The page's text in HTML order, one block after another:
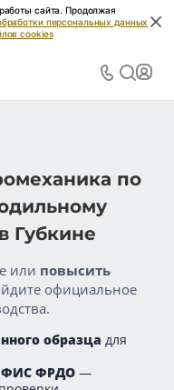
сайта. Продолжая
персональных данных
cookies
по
Губкине
или повысить
официальное
образца для
ФИС ФРДО —